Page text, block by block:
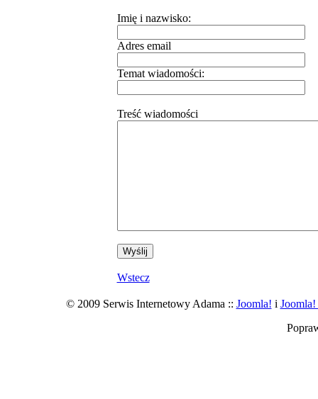
Imię i nazwisko:
Adres email
Temat wiadomości:
Treść wiadomości
Wstecz
© 2009 Serwis Internetowy Adama :: Joomla! i